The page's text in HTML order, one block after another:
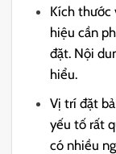
Kích thước
hiệu cần
đặt. Nội
hiểu.
Vị trí đặt
yếu tố rất
có nhiều